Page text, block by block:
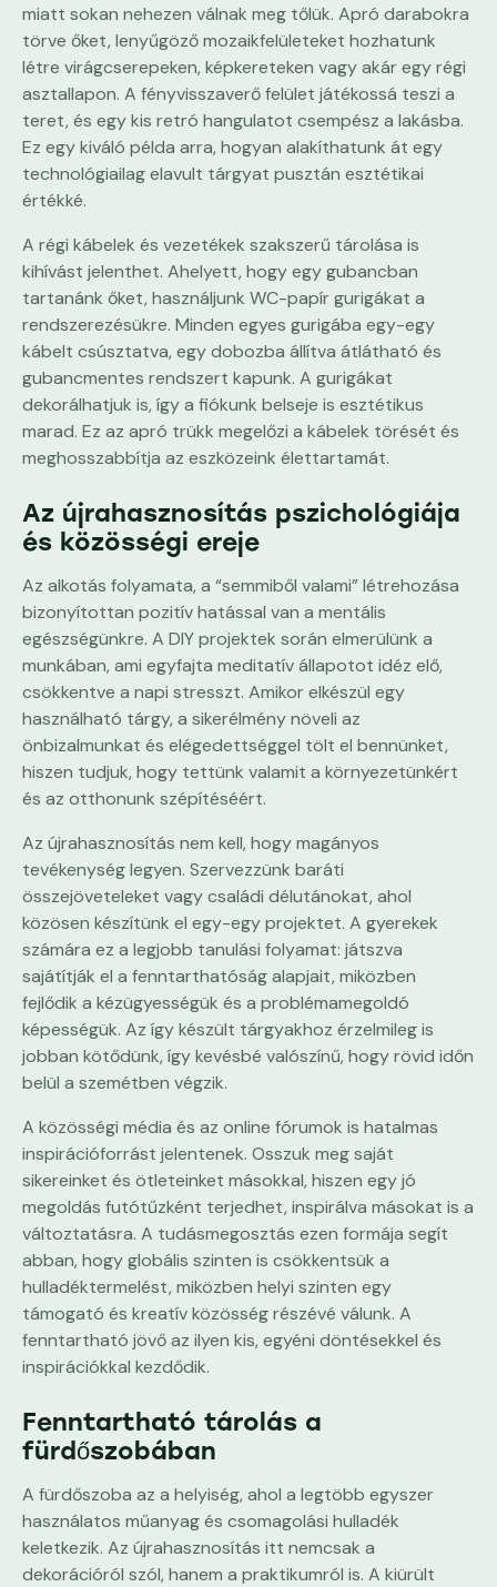
miatt sokan nehezen válnak meg tőlük. Apró darabokra
törve őket, lenyűgöző mozaikfelületeket hozhatunk
létre virágcserepeken, képkereteken vagy akár egy régi
asztallapon. A fényvisszaverő felület játékossá teszi a
teret, és egy kis retró hangulatot csempész a lakásba.
Ez egy kiváló példa arra, hogyan alakíthatunk át egy
technológiailag elavult tárgyat pusztán esztétikai
értékké.
A régi kábelek és vezetékek szakszerű tárolása is
kihívást jelenthet. Ahelyett, hogy egy gubancban
tartanánk őket, használjunk WC-papír gurigákat a
rendszerezésükre. Minden egyes gurigába egy-egy
kábelt csúsztatva, egy dobozba állítva átlátható és
gubancmentes rendszert kapunk. A gurigákat
dekorálhatjuk is, így a fiókunk belseje is esztétikus
marad. Ez az apró trükk megelőzi a kábelek törését és
meghosszabbítja az eszközeink élettartamát.
Az újrahasznosítás pszichológiája
és közösségi ereje
Az alkotás folyamata, a “semmiből valami” létrehozása
bizonyítottan pozitív hatással van a mentális
egészségünkre. A DIY projektek során elmerülünk a
munkában, ami egyfajta meditatív állapotot idéz elő,
csökkentve a napi stresszt. Amikor elkészül egy
használható tárgy, a sikerélmény növeli az
önbizalmunkat és elégedettséggel tölt el bennünket,
hiszen tudjuk, hogy tettünk valamit a környezetünkért
és az otthonunk szépítéséért.
Az újrahasznosítás nem kell, hogy magányos
tevékenység legyen. Szervezzünk baráti
összejöveteleket vagy családi délutánokat, ahol
közösen készítünk el egy-egy projektet. A gyerekek
számára ez a legjobb tanulási folyamat: játszva
sajátítják el a fenntarthatóság alapjait, miközben
fejlődik a kézügyességük és a problémamegoldó
képességük. Az így készült tárgyakhoz érzelmileg is
jobban kötődünk, így kevésbé valószínű, hogy rövid időn
belül a szemétben végzik.
A közösségi média és az online fórumok is hatalmas
inspirációforrást jelentenek. Osszuk meg saját
sikereinket és ötleteinket másokkal, hiszen egy jó
megoldás futótűzként terjedhet, inspirálva másokat is a
változtatásra. A tudásmegosztás ezen formája segít
abban, hogy globális szinten is csökkentsük a
hulladéktermelést, miközben helyi szinten egy
támogató és kreatív közösség részévé válunk. A
fenntartható jövő az ilyen kis, egyéni döntésekkel és
inspirációkkal kezdődik.
Fenntartható tárolás a
fürdőszobában
A fürdőszoba az a helyiség, ahol a legtöbb egyszer
használatos műanyag és csomagolási hulladék
keletkezik. Az újrahasznosítás itt nemcsak a
dekorációról szól, hanem a praktikumról is. A kiürült